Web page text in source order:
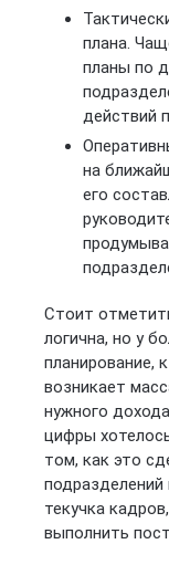
плана.
планы по
действий
на
его
Стоит
логична, но у
планирование,
возникает
нужного
цифры
том, как это
подразделений
текучка
выполнить